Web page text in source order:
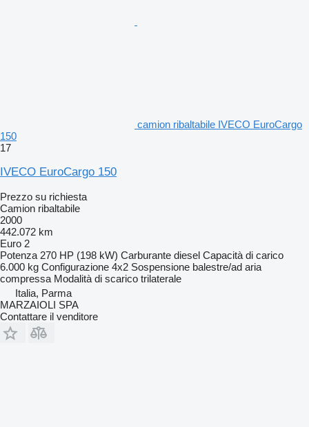
camion ribaltabile IVECO EuroCargo
150
17
IVECO EuroCargo 150
Prezzo su richiesta
Camion ribaltabile
2000
442.072 km
Euro 2
Potenza 270 HP (198 kW) Carburante diesel Capacità di carico
6.000 kg Configurazione 4x2 Sospensione balestre/ad aria
compressa Modalità di scarico trilaterale
Italia, Parma
MARZAIOLI SPA
Contattare il venditore